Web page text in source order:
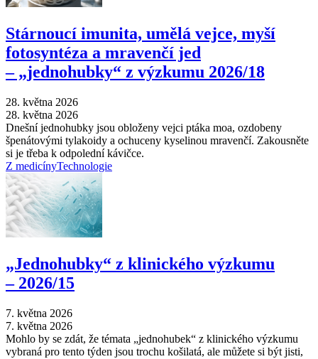
Stárnoucí imunita, umělá vejce, myší
fotosyntéza a mravenčí jed
–⁠ „jednohubky“ z výzkumu 2026/18
28. května 2026
28. května 2026
Dnešní jednohubky jsou obloženy vejci ptáka moa, ozdobeny
špenátovými tylakoidy a ochuceny kyselinou mravenčí. Zakousněte
si je třeba k odpolední kávičce.
Z medicínyTechnologie
„Jednohubky“ z klinického výzkumu
–⁠ 2026/15
7. května 2026
7. května 2026
Mohlo by se zdát, že témata „jednohubek“ z klinického výzkumu
vybraná pro tento týden jsou trochu košilatá, ale můžete si být jisti,